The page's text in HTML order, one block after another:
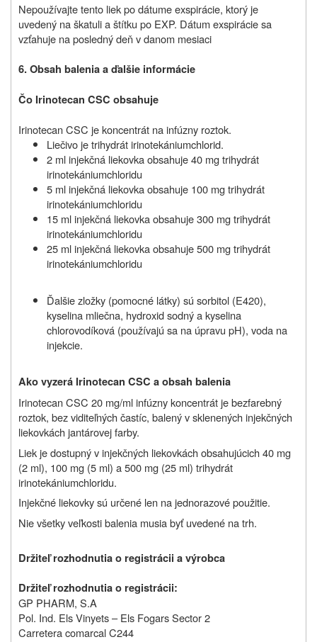
Nepoužívajte tento liek po dátume exspirácie, ktorý je
uvedený na škatuli a štítku po EXP. Dátum exspirácie sa
vzťahuje na posledný deň v danom mesiaci
6. Obsah balenia a ďalšie informácie
Čo Irinotecan CSC obsahuje
Irinotecan CSC je koncentrát na infúzny roztok.
Liečivo je trihydrát irinotekániumchlorid.
2 ml injekčná liekovka obsahuje 40 mg trihydrát
irinotekániumchloridu
5 ml injekčná liekovka obsahuje 100 mg trihydrát
irinotekániumchloridu
15 ml injekčná liekovka obsahuje 300 mg trihydrát
irinotekániumchloridu
25 ml injekčná liekovka obsahuje 500 mg trihydrát
irinotekániumchloridu
Ďalšie zložky (pomocné látky) sú sorbitol (E420),
kyselina mliečna, hydroxid sodný a kyselina
chlorovodíková (používajú sa na úpravu pH), voda na
injekcie.
Ako vyzerá Irinotecan CSC a obsah balenia
Irinotecan CSC 20 mg/ml infúzny koncentrát je bezfarebný
roztok, bez viditeľných častíc, balený v sklenených injekčných
liekovkách jantárovej farby.
Liek je dostupný v injekčných liekovkách obsahujúcich 40 mg
(2 ml), 100 mg (5 ml) a 500 mg (25 ml) trihydrát
irinotekániumchloridu.
Injekčné liekovky sú určené len na jednorazové použitie.
Nie všetky veľkosti balenia musia byť uvedené na trh.
Držiteľ rozhodnutia o registrácii a výrobca
Držiteľ rozhodnutia o registrácii:
GP PHARM, S.A
Pol. Ind. Els Vinyets – Els Fogars Sector 2
Carretera comarcal C244